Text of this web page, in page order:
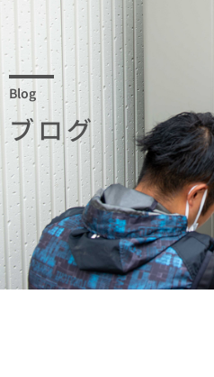
Blog
ブログ